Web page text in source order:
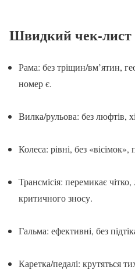
Швидкий чек-лист
Рама: без тріщин/вм’ятин,
номер є.
Вилка/рульова: без люфтів,
Колеса: рівні, без
Трансмісія: перемикає
критичного зносу.
Гальма: ефективні, без
Каретка/педалі: крутяться